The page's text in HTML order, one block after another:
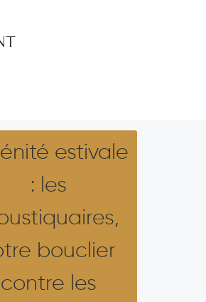
estivale
: les
bouclier
contre les